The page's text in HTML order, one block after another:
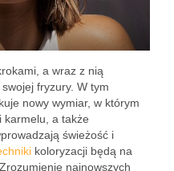
a wraz z nią
fryzury. W tym
nowy wymiar, w którym
karmelu, a także
świeżość i
koloryzacji będą na
najnowszych